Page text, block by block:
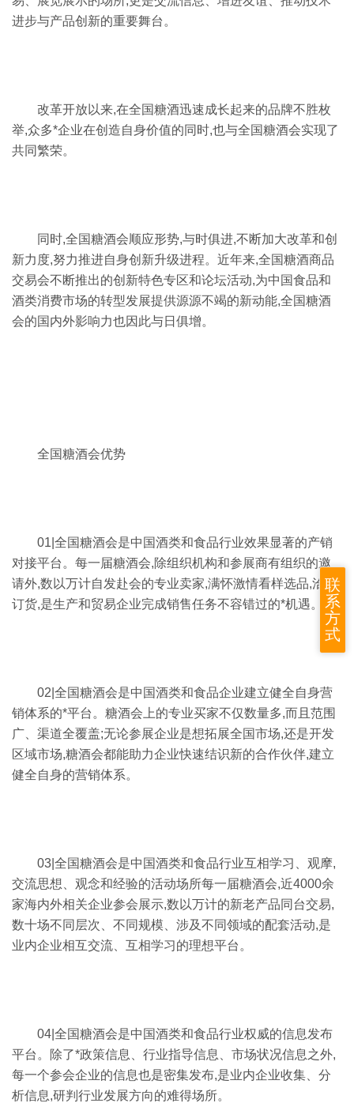
进步与产品创新的重要舞台。
改革开放以来,在全国糖酒迅速成长起来的品牌不胜枚
举,众多*企业在创造自身价值的同时,也与全国糖酒会实现了
共同繁荣。
同时,全国糖酒会顺应形势,与时俱进,不断加大改革和创
新力度,努力推进自身创新升级进程。近年来,全国糖酒商品
交易会不断推出的创新特色专区和论坛活动,为中国食品和
酒类消费市场的转型发展提供源源不竭的新动能,全国糖酒
会的国内外影响力也因此与日俱增。
全国糖酒会优势
01|全国糖酒会是中国酒类和食品行业效果显著的产销
对接平台。每一届糖酒会,除组织机构和参展商有组织的邀
请外,数以万计自发赴会的专业卖家,满怀激情看样选品,洽谈
订货,是生产和贸易企业完成销售任务不容错过的*机遇。
02|全国糖酒会是中国酒类和食品企业建立健全自身营
销体系的*平台。糖酒会上的专业买家不仅数量多,而且范围
广、渠道全覆盖;无论参展企业是想拓展全国市场,还是开发
区域市场,糖酒会都能助力企业快速结识新的合作伙伴,建立
健全自身的营销体系。
03|全国糖酒会是中国酒类和食品行业互相学习、观摩,
交流思想、观念和经验的活动场所每一届糖酒会,近4000余
家海内外相关企业参会展示,数以万计的新老产品同台交易,
数十场不同层次、不同规模、涉及不同领域的配套活动,是
业内企业相互交流、互相学习的理想平台。
04|全国糖酒会是中国酒类和食品行业权威的信息发布
平台。除了*政策信息、行业指导信息、市场状况信息之外,
每一个参会企业的信息也是密集发布,是业内企业收集、分
析信息,研判行业发展方向的难得场所。
联
系
方
式